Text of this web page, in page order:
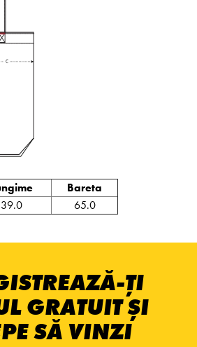
Bareta
39.0 65.0
ȚI
GRATUIT ȘI
SĂ VINZI